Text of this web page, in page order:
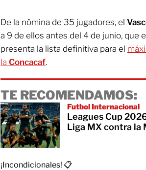
De la nómina de 35 jugadores, el
a 9 de ellos antes del 4 de junio, que
presenta la lista definitiva para el
la Concacaf.
TE RECOMENDAMOS:
Futbol Internacional
Leagues Cup
Liga MX contra la
¡Incondicionales! 📋